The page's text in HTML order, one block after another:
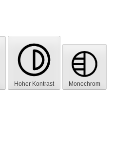
Hoher Kontrast Monochrom